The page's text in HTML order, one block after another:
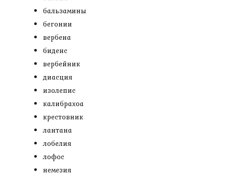
бальзамины
бегонии
вербена
биденс
вербейник
диасция
изолепис
калибрахоа
крестовник
лантана
лобелия
лофос
немезия